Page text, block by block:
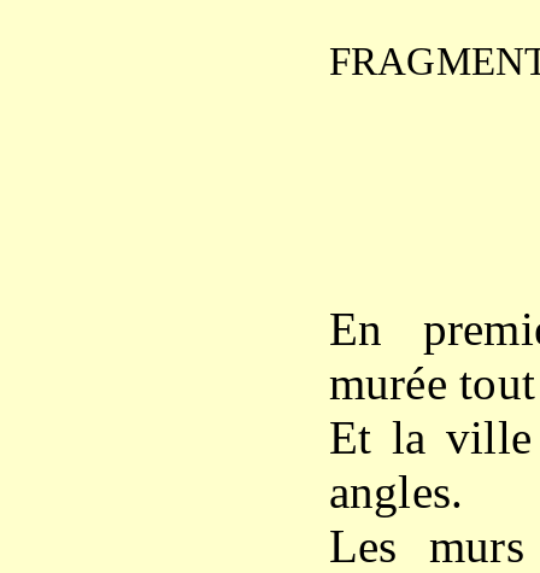
En
murée
Et la ville
angles.
Les